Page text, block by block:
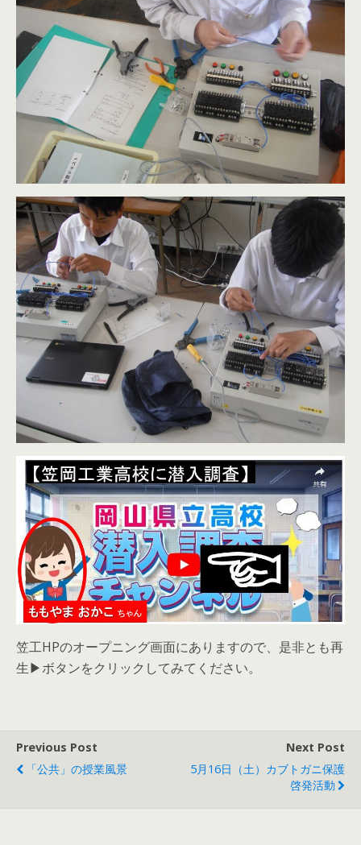
笠工HPのオープニング画面にありますので、是非とも再
生▶ボタンをクリックしてみてください。
Previous Post
「公共」の授業風景
Next Post
5月16日（土）カブトガニ保護
啓発活動